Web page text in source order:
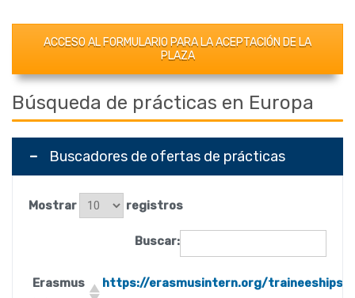
ACCESO AL FORMULARIO PARA LA ACEPTACIÓN DE LA
PLAZA
Búsqueda de prácticas en Europa
Buscadores de ofertas de prácticas
Mostrar registros
Buscar:
Erasmus
https://erasmusintern.org/traineeships